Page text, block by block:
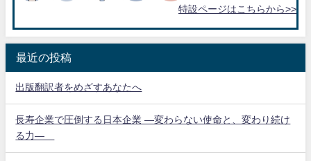
特設ページはこちらから>>
最近の投稿
出版翻訳者をめざすあなたへ
長寿企業で圧倒する日本企業 ―変わらない使命と、変わり続け
る力―